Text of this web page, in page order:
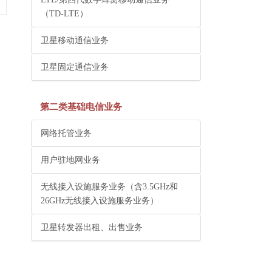
（TD-LTE）
卫星移动通信业务
卫星固定通信业务
第二类基础电信业务
网络托管业务
用户驻地网业务
无线接入设施服务业务（含3.5GHz和
26GHz无线接入设施服务业务）
卫星转发器出租、出售业务